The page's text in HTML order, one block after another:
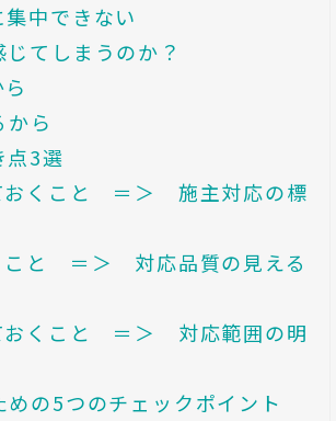
中できない
てしまうのか？
ら
点3選
おくこと ＝＞ 施主対応の標
こと ＝＞ 対応品質の見える
おくこと ＝＞ 対応範囲の明
の5つのチェックポイント